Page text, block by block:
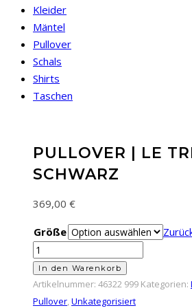
Kleider
Mäntel
Pullover
Schals
Shirts
Taschen
PULLOVER | LE
SCHWARZ
369,00 €
Größe
Pullover
|
Le
Tricot
In den Warenkorb
Artikelnummer: 46322 999 Kategorien:
Pullover,Unkategorisiert